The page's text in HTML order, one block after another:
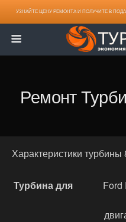
УЗНАЙТЕ ЦЕНУ РЕМОНТА И ПОЛУЧИТЕ В
Ремонт
Характеристики
Турбина для Ford